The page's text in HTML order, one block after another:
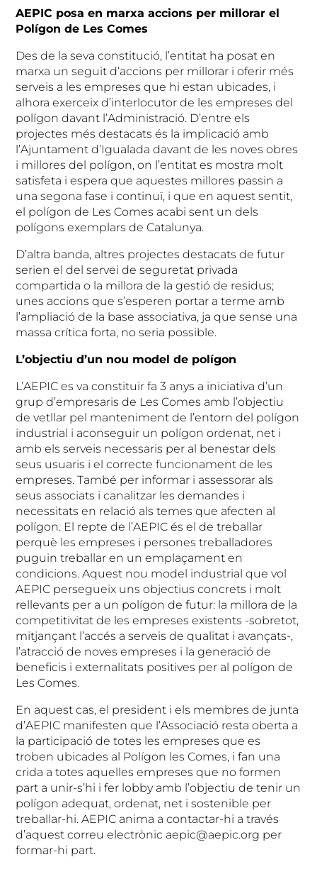
AEPIC posa en marxa accions per millorar el
Polígon de Les Comes
Des de la seva constitució, l’entitat ha posat en
marxa un seguit d’accions per millorar i oferir més
serveis a les empreses que hi estan ubicades, i
alhora exerceix d’interlocutor de les empreses del
polígon davant l’Administració. D’entre els
projectes més destacats és la implicació amb
l’Ajuntament d’Igualada davant de les noves obres
i millores del polígon, on l’entitat es mostra molt
satisfeta i espera que aquestes millores passin a
una segona fase i continuï, i que en aquest sentit,
el polígon de Les Comes acabi sent un dels
polígons exemplars de Catalunya.
D’altra banda, altres projectes destacats de futur
serien el del servei de seguretat privada
compartida o la millora de la gestió de residus;
unes accions que s’esperen portar a terme amb
l’ampliació de la base associativa, ja que sense una
massa crítica forta, no seria possible.
L’objectiu d’un nou model de polígon
L’AEPIC es va constituir fa 3 anys a iniciativa d’un
grup d’empresaris de Les Comes amb l’objectiu
de vetllar pel manteniment de l’entorn del polígon
industrial i aconseguir un polígon ordenat, net i
amb els serveis necessaris per al benestar dels
seus usuaris i el correcte funcionament de les
empreses. També per informar i assessorar als
seus associats i canalitzar les demandes i
necessitats en relació als temes que afecten al
polígon. El repte de l’AEPIC és el de treballar
perquè les empreses i persones treballadores
puguin treballar en un emplaçament en
condicions. Aquest nou model industrial que vol
AEPIC persegueix uns objectius concrets i molt
rellevants per a un polígon de futur: la millora de la
competitivitat de les empreses existents -sobretot,
mitjançant l’accés a serveis de qualitat i avançats-,
l’atracció de noves empreses i la generació de
beneficis i externalitats positives per al polígon de
Les Comes.
En aquest cas, el president i els membres de junta
d’AEPIC manifesten que l’Associació resta oberta a
la participació de totes les empreses que es
troben ubicades al Polígon les Comes, i fan una
crida a totes aquelles empreses que no formen
part a unir-s’hi i fer lobby amb l’objectiu de tenir un
polígon adequat, ordenat, net i sostenible per
treballar-hi. AEPIC anima a contactar-hi a través
d’aquest correu electrònic aepic@aepic.org per
formar-hi part.